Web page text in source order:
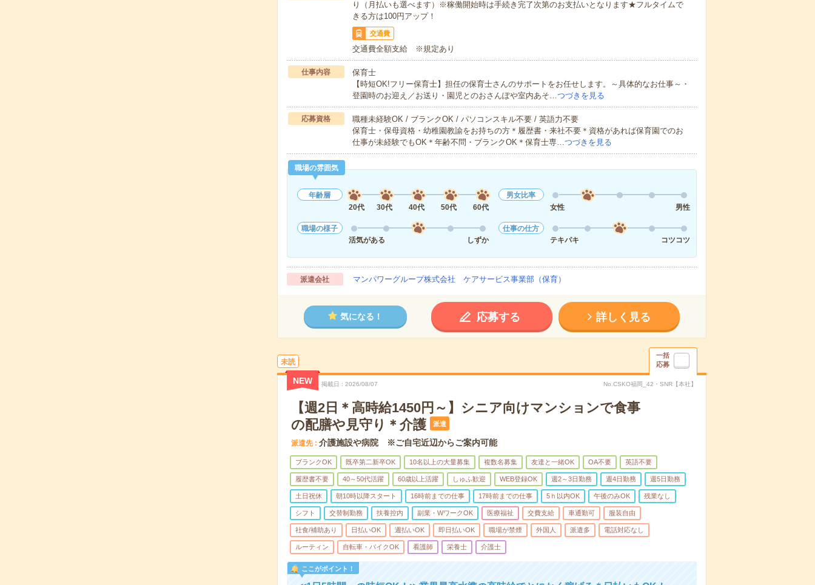
り（月払いも選べます）※稼働開始時は手続き完了次第のお支払いとなります★フルタイムで
きる方は100円アップ！
交通費
交通費全額支給 ※規定あり
仕事内容
保育士
【時短OK!フリー保育士】担任の保育士さんのサポートをお任せします。～具体的なお仕事～・
登園時のお迎え／お送り・園児とのおさんぽや室内あそ…つづきを見る
応募資格
職種未経験OK / ブランクOK / パソコンスキル不要 / 英語力不要
保育士・保母資格・幼稚園教諭をお持ちの方＊履歴書・来社不要＊資格があれば保育園でのお
仕事が未経験でもOK＊年齢不問・ブランクOK＊保育士専…つづきを見る
職場の雰囲気
年齢層
20代
30代 40代 50代 60代
男女比率
女性
男性
職場の様子
活気がある
しずか
仕事の仕方
テキパキ
コツコツ
派遣会社 マンパワーグループ株式会社 ケアサービス事業部（保育）
気になる！ 応募する 詳しく見る
未読
一括
応募
NEW 掲載日 2026/08/07 No.CSKO福岡_42・SNR【本社】
【週2日＊高時給1450円～】シニア向けマンションで食事
の配膳や見守り＊介護
派遣
派遣先 介護施設や病院 ※ご自宅近辺からご案内可能
ブランクOK 既卒第二新卒OK 10名以上の大量募集 複数名募集 友達と一緒OK OA不要 英語不要
履歴書不要 40～50代活躍 60歳以上活躍 しゅふ歓迎 WEB登録OK 週2～3日勤務 週4日勤務 週5日勤務
土日祝休 朝10時以降スタート 16時前までの仕事 17時前までの仕事 5ｈ以内OK 午後のみOK 残業なし
シフト 交替制勤務 扶養控内 副業・WワークOK 医療福祉 交費支給 車通勤可 服装自由
社食/補助あり 日払いOK 週払いOK 即日払いOK 職場が禁煙 外国人 派遣多 電話対応なし
ルーティン 自転車・バイクOK 看護師 栄養士 介護士
ここがポイント！